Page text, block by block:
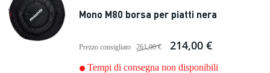
Mono M80 borsa per piatti nera
Prezzo consigliato 261,00 € 214,00 €
Tempi di consegna non disponibili